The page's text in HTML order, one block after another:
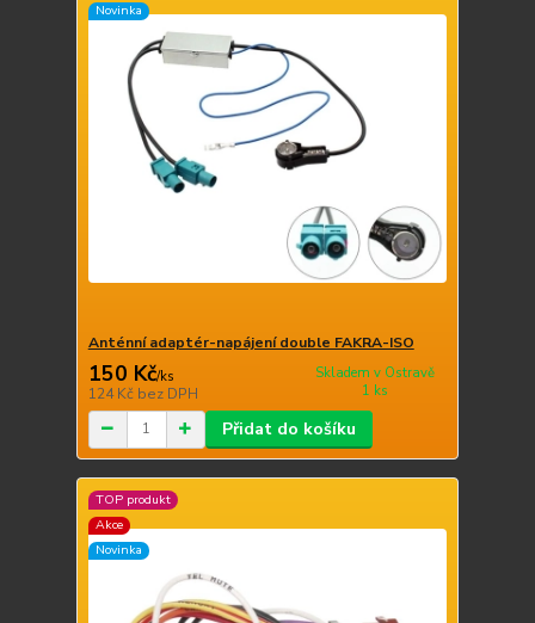
Novinka
Anténní adaptér-napájení double FAKRA-ISO
150 Kč/ks
124 Kč bez DPH
Skladem v Ostravě
1 ks
Přidat do košíku
TOP produkt
Akce
Novinka